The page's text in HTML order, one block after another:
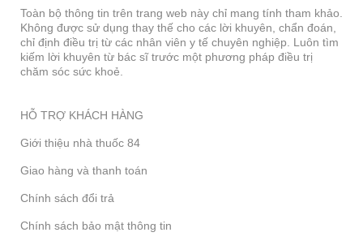
Toàn bộ thông tin trên trang web này chỉ mang tính tham khảo.
Không được sử dụng thay thế cho các lời khuyên, chẩn đoán,
chỉ định điều trị từ các nhân viên y tế chuyên nghiệp. Luôn tìm
kiếm lời khuyên từ bác sĩ trước một phương pháp điều trị
chăm sóc sức khoẻ.
HỖ TRỢ KHÁCH HÀNG
Giới thiệu nhà thuốc 84
Giao hàng và thanh toán
Chính sách đổi trả
Chính sách bảo mật thông tin